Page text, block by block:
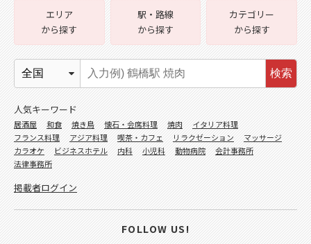
エリア
から探す
駅・路線
から探す
カテゴリー
から探す
検索
人気キーワード
居酒屋 和食 焼き鳥 懐石・会席料理 焼肉
イタリア料理
フランス料理
アジア料理 喫茶・カフェ リラクゼーション
マッサージ
カラオケ
ビジネスホテル 内科 小児科 動物病院
会計事務所
法律事務所
掲載者ログイン
FOLLOW US!